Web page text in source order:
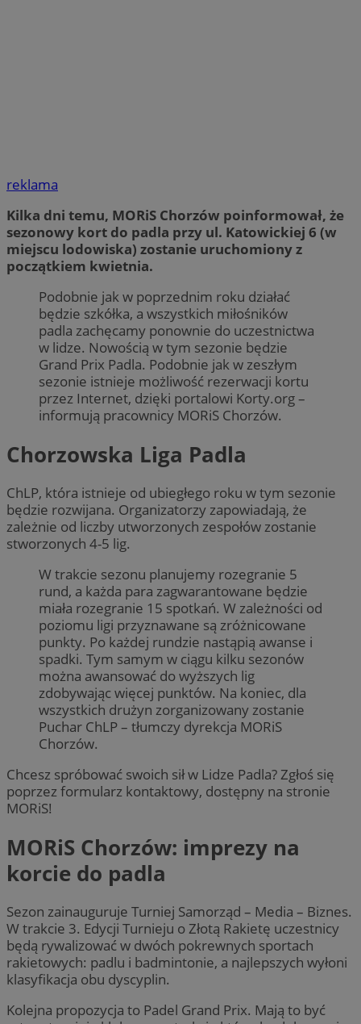
reklama
Kilka dni temu, MORiS Chorzów poinformował, że
sezonowy kort do padla przy ul. Katowickiej 6 (w
miejscu lodowiska) zostanie uruchomiony z
początkiem kwietnia.
Podobnie jak w poprzednim roku działać
będzie szkółka, a wszystkich miłośników
padla zachęcamy ponownie do uczestnictwa
w lidze. Nowością w tym sezonie będzie
Grand Prix Padla. Podobnie jak w zeszłym
sezonie istnieje możliwość rezerwacji kortu
przez Internet, dzięki portalowi Korty.org –
informują pracownicy MORiS Chorzów.
Chorzowska Liga Padla
ChLP, która istnieje od ubiegłego roku w tym sezonie
będzie rozwijana. Organizatorzy zapowiadają, że
zależnie od liczby utworzonych zespołów zostanie
stworzonych 4-5 lig.
W trakcie sezonu planujemy rozegranie 5
rund, a każda para zagwarantowane będzie
miała rozegranie 15 spotkań. W zależności od
poziomu ligi przyznawane są zróżnicowane
punkty. Po każdej rundzie nastąpią awanse i
spadki. Tym samym w ciągu kilku sezonów
można awansować do wyższych lig
zdobywając więcej punktów. Na koniec, dla
wszystkich drużyn zorganizowany zostanie
Puchar ChLP – tłumczy dyrekcja MORiS
Chorzów.
Chcesz spróbować swoich sił w Lidze Padla? Zgłoś się
poprzez formularz kontaktowy, dostępny na stronie
MORiS!
MORiS Chorzów: imprezy na
korcie do padla
Sezon zainauguruje Turniej Samorząd – Media – Biznes.
W trakcie 3. Edycji Turnieju o Złotą Rakietę uczestnicy
będą rywalizować w dwóch pokrewnych sportach
rakietowych: padlu i badmintonie, a najlepszych wyłoni
klasyfikacja obu dyscyplin.
Kolejna propozycja to Padel Grand Prix. Mają to być